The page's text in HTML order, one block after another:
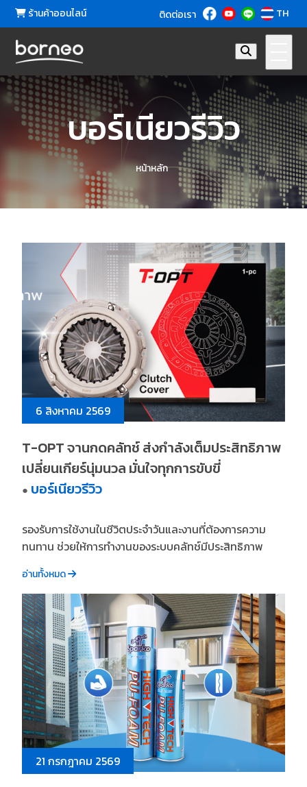
ร้านค้าออนไลน์ ติดต่อเรา TH
บอร์เนียวรีวิว
หน้าหลัก
6 สิงหาคม 2569
T-OPT จานกดคลัทช์ ส่งกำลังเต็มประสิทธิภาพ
เปลี่ยนเกียร์นุ่มนวล มั่นใจทุกการขับขี่
● บอร์เนียวรีวิว
รองรับการใช้งานในชีวิตประจำวันและงานที่ต้องการความ
ทนทาน ช่วยให้การทำงานของระบบคลัทช์มีประสิทธิภาพ
อ่านทั้งหมด
21 กรกฎาคม 2569